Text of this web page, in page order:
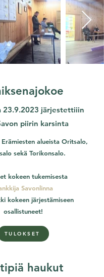
23.9.2023 järjestettiiin
piirin karsinta
Erämiesten alueista Oritsalo,
sekä Torikonsalo.
kokeen tukemisesta
ja Savonlinna
kokeen järjestämiseen
osallistuneet!
TULOKSET
haukut